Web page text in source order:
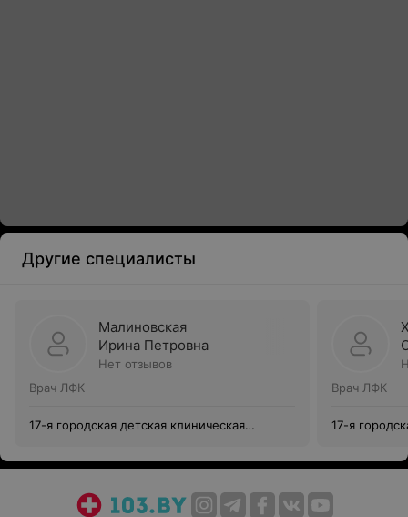
Другие специалисты
Малиновская
Ирина Петровна
Нет отзывов
Врач ЛФК
17-я городская детская клиническая
Врач ЛФК
17-я